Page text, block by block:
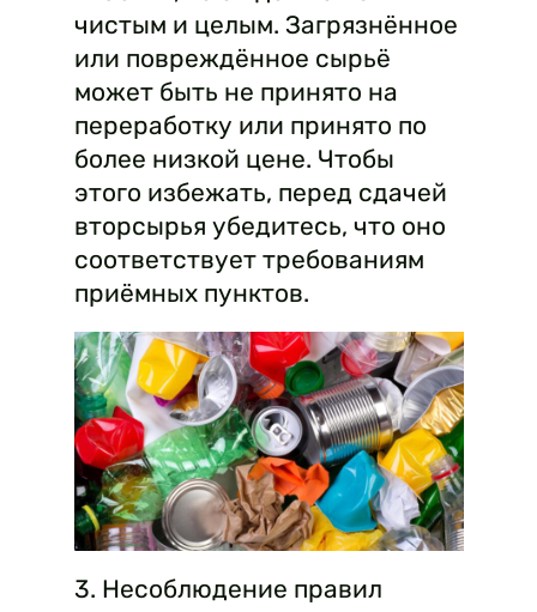
чистым и целым. Загрязнённое
или повреждённое сырьё
может быть не принято на
переработку или принято по
более низкой цене. Чтобы
этого избежать, перед сдачей
вторсырья убедитесь, что оно
соответствует требованиям
приёмных пунктов.
3. Несоблюдение правил